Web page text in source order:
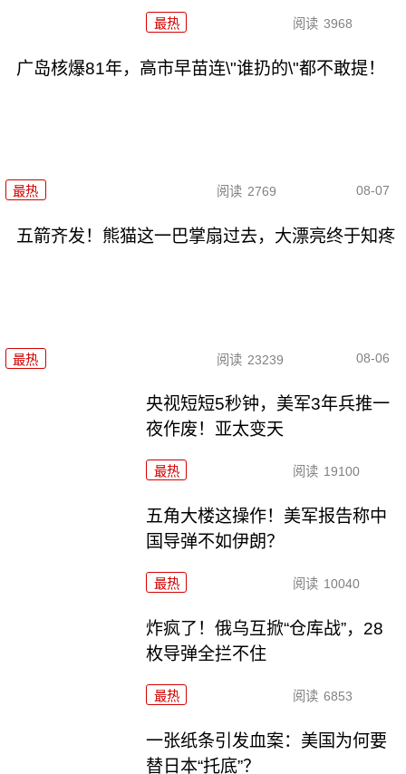
最热 阅读 3968
广岛核爆81年，高市早苗连\"谁扔的\"都不敢提！
最热 阅读 2769 08-07
五箭齐发！熊猫这一巴掌扇过去，大漂亮终于知疼
最热 阅读 23239 08-06
央视短短5秒钟，美军3年兵推一
夜作废！亚太变天
最热 阅读 19100
五角大楼这操作！美军报告称中
国导弹不如伊朗？
最热 阅读 10040
炸疯了！俄乌互掀“仓库战”，28
枚导弹全拦不住
最热 阅读 6853
一张纸条引发血案：美国为何要
替日本“托底”？